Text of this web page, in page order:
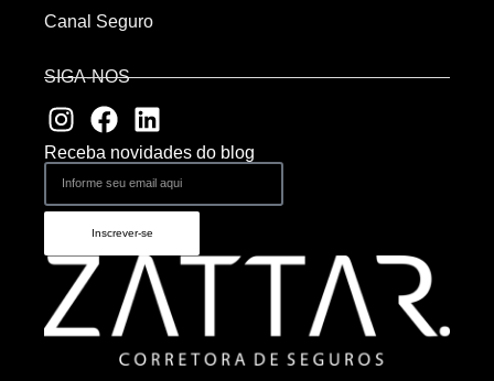
Canal Seguro
SIGA-NOS
Receba novidades do blog
Inscrever-se